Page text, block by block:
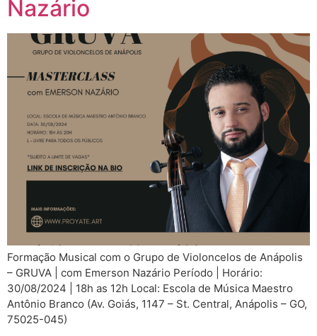
Nazário
Formação Musical com o Grupo de Violoncelos de Anápolis
– GRUVA | com Emerson Nazário Período | Horário:
30/08/2024 | 18h as 12h Local: Escola de Música Maestro
Antônio Branco (Av. Goiás, 1147 – St. Central, Anápolis – GO,
75025-045)